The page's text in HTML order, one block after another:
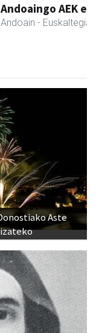
Aste